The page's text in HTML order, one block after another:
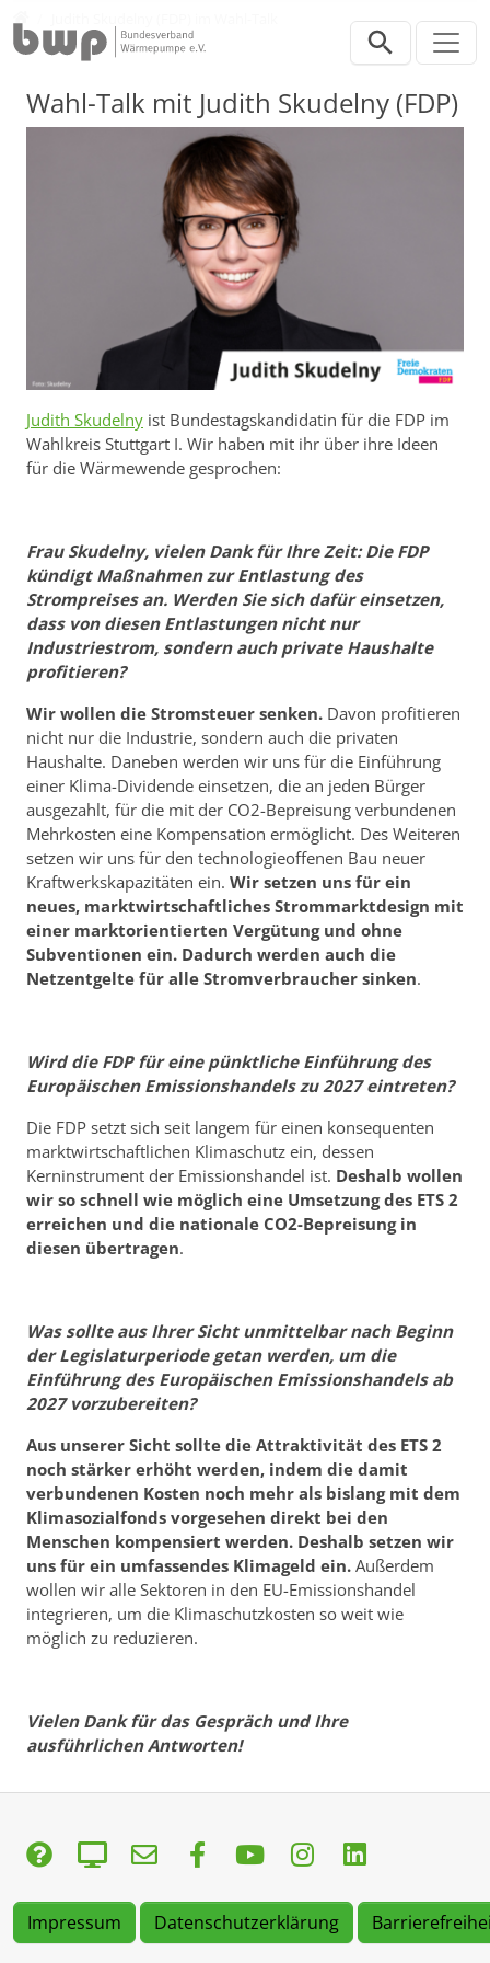
Wahl-Talk mit Judith Skudelny (FDP)
Judith Skudelny ist Bundestagskandidatin für die FDP im
Wahlkreis Stuttgart I. Wir haben mit ihr über ihre Ideen
für die Wärmewende gesprochen:
Frau Skudelny, vielen Dank für Ihre Zeit: Die FDP
kündigt Maßnahmen zur Entlastung des
Strompreises an. Werden Sie sich dafür einsetzen,
dass von diesen Entlastungen nicht nur
Industriestrom, sondern auch private Haushalte
profitieren?
Wir wollen die Stromsteuer senken. Davon profitieren
nicht nur die Industrie, sondern auch die privaten
Haushalte. Daneben werden wir uns für die Einführung
einer Klima-Dividende einsetzen, die an jeden Bürger
ausgezahlt, für die mit der CO2-Bepreisung verbundenen
Mehrkosten eine Kompensation ermöglicht. Des Weiteren
setzen wir uns für den technologieoffenen Bau neuer
Kraftwerkskapazitäten ein. Wir setzen uns für ein
neues, marktwirtschaftliches Strommarktdesign mit
einer marktorientierten Vergütung und ohne
Subventionen ein. Dadurch werden auch die
Netzentgelte für alle Stromverbraucher sinken.
Wird die FDP für eine pünktliche Einführung des
Europäischen Emissionshandels zu 2027 eintreten?
Die FDP setzt sich seit langem für einen konsequenten
marktwirtschaftlichen Klimaschutz ein, dessen
Kerninstrument der Emissionshandel ist. Deshalb wollen
wir so schnell wie möglich eine Umsetzung des ETS 2
erreichen und die nationale CO2-Bepreisung in
diesen übertragen.
Was sollte aus Ihrer Sicht unmittelbar nach Beginn
der Legislaturperiode getan werden, um die
Einführung des Europäischen Emissionshandels ab
2027 vorzubereiten?
Aus unserer Sicht sollte die Attraktivität des ETS 2
noch stärker erhöht werden, indem die damit
verbundenen Kosten noch mehr als bislang mit dem
Klimasozialfonds vorgesehen direkt bei den
Menschen kompensiert werden. Deshalb setzen wir
uns für ein umfassendes Klimageld ein. Außerdem
wollen wir alle Sektoren in den EU-Emissionshandel
integrieren, um die Klimaschutzkosten so weit wie
möglich zu reduzieren.
Vielen Dank für das Gespräch und Ihre
ausführlichen Antworten!
Impressum Datenschutzerklärung